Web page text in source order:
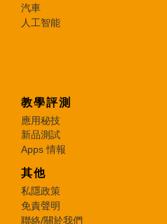
汽車
人工智能
教學評測
應用秘技
新品測試
Apps 情報
其他
私隱政策
免責聲明
聯絡/關於我們